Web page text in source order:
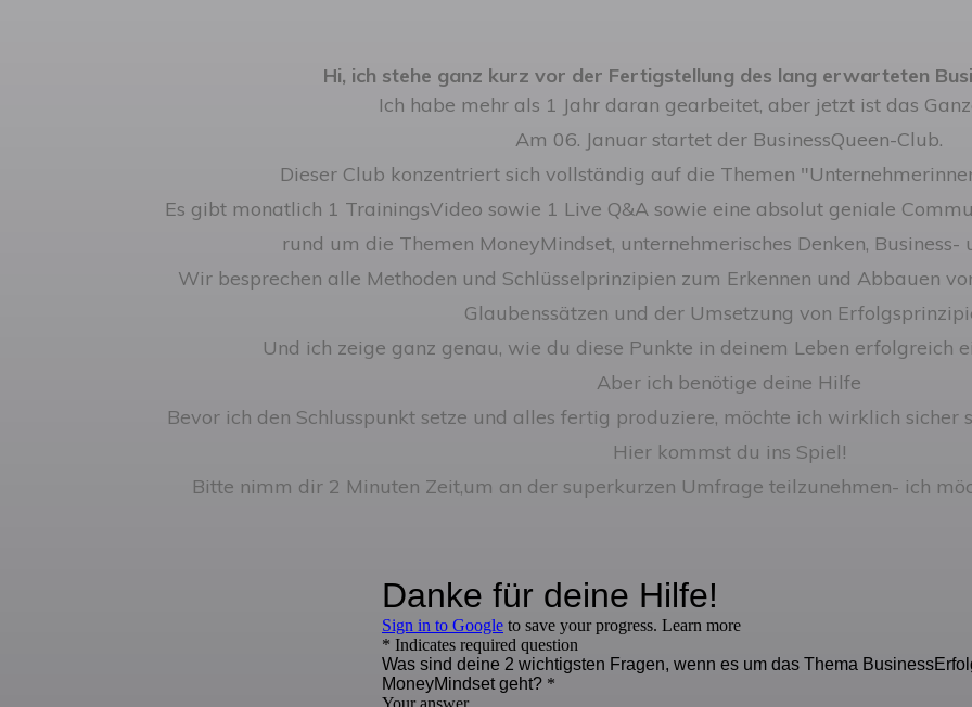
Hi, ich stehe ganz kurz vor der Fertigstellung des lang erwarteten
Ich habe mehr als 1 Jahr daran gearbeitet, aber jetzt ist das
Am 06. Januar startet der BusinessQueen-Club.
Dieser Club konzentriert sich vollständig auf die Themen
Es gibt monatlich 1 TrainingsVideo sowie 1 Live Q&A sowie eine absolut geniale
rund um die Themen MoneyMindset, unternehmerisches Denken, Business-
Wir besprechen alle Methoden und Schlüsselprinzipien zum Erkennen und Abbauen
Glaubenssätzen und der Umsetzung von
Und ich zeige ganz genau, wie du diese Punkte in deinem Leben erfolgreich
Aber ich benötige deine Hilfe
Bevor ich den Schlusspunkt setze und alles fertig produziere, möchte ich wirklich sicher
Hier kommst du ins Spiel!
Bitte nimm dir 2 Minuten Zeit,um an der superkurzen Umfrage teilzunehmen- ich